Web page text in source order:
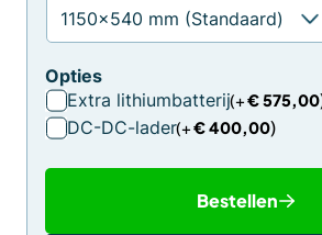
Opties
Extra lithiumbatterij
€575,00
DC-DC-lader €400,00
Bestellen